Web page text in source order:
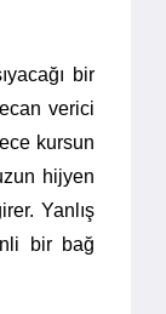
bir
verici
kursun
hijyen
Yanlış
bir bağ